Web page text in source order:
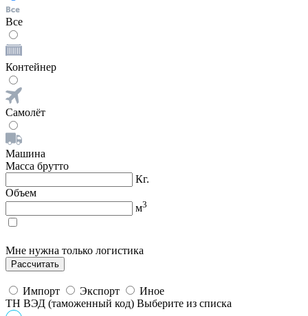
Все
Контейнер
Самолёт
Машина
Масса брутто
Кг.
Объем
м3
Мне нужна только логистика
Импорт Экспорт
Иное
ТН ВЭД (таможенный код) Выберите из списка